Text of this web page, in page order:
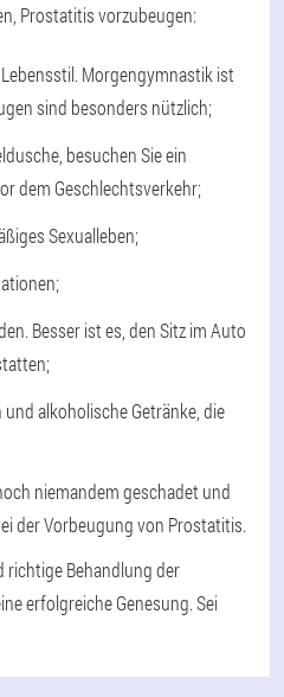
Prostatitis vorzubeugen:
Morgengymnastik ist
sind besonders nützlich;
besuchen Sie ein
dem Geschlechtsverkehr;
Sexualleben;
Besser ist es, den Sitz im Auto
alkoholische Getränke, die
niemandem geschadet und
der Vorbeugung von Prostatitis.
richtige Behandlung der
erfolgreiche Genesung. Sei